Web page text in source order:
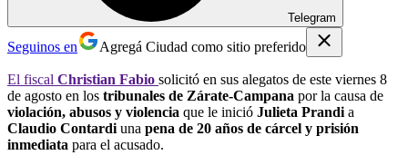
Telegram
Seguinos en Agregá Ciudad como sitio preferido
El fiscal Christian Fabio solicitó en sus alegatos de este viernes 8
de agosto en los tribunales de Zárate-Campana por la causa de
violación, abusos y violencia que le inició Julieta Prandi a
Claudio Contardi una pena de 20 años de cárcel y prisión
inmediata para el acusado.